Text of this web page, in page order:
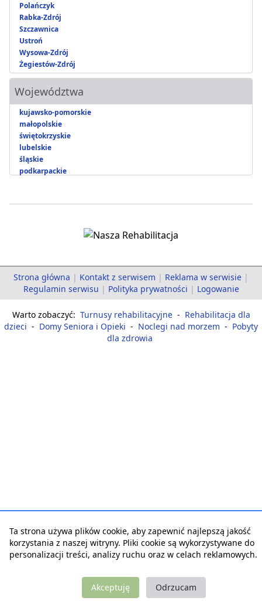
Polańczyk
Rabka-Zdrój
Szczawnica
Ustroń
Wysowa-Zdrój
Żegiestów-Zdrój
Województwa
kujawsko-pomorskie
małopolskie
świętokrzyskie
lubelskie
śląskie
podkarpackie
Strona główna | Kontakt z serwisem | Reklama w serwisie |
Regulamin serwisu | Polityka prywatności | Logowanie
Warto zobaczyć: Turnusy rehabilitacyjne - Rehabilitacja dla
dzieci - Domy Seniora i Opieki - Noclegi nad morzem - Pobyty
dla zdrowia
Ta strona używa plików cookie, aby zapewnić najlepszą jakość
korzystania z naszej witryny. Pliki cookie są wykorzystywane do
personalizacji treści, analizy ruchu oraz w celach reklamowych.
Akceptuję Odrzucam